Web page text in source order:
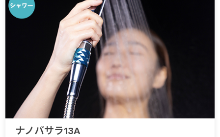
ナノバサラ13A